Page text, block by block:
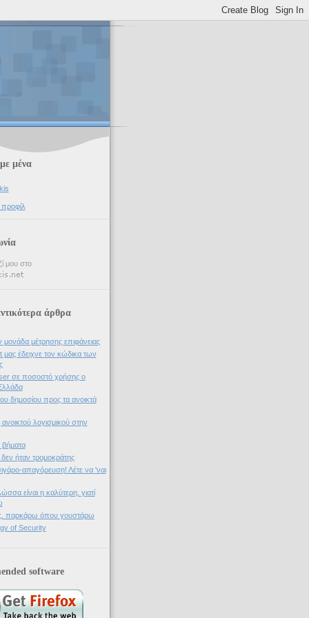
μένα
μου στο
άρθρα
μέτρησης επιφάνειας
έδειχνε τον κώδικα των
σε ποσοστό χρήσης ο
δημοσίου προς τα ανοικτά
λογισμικού στην
ήταν τρομοκράτης
απαγόρευση! Λέτε να 'ναι
είναι η καλύτερη, γιατί
παρκάρω όπου γουστάρω
of Security
software